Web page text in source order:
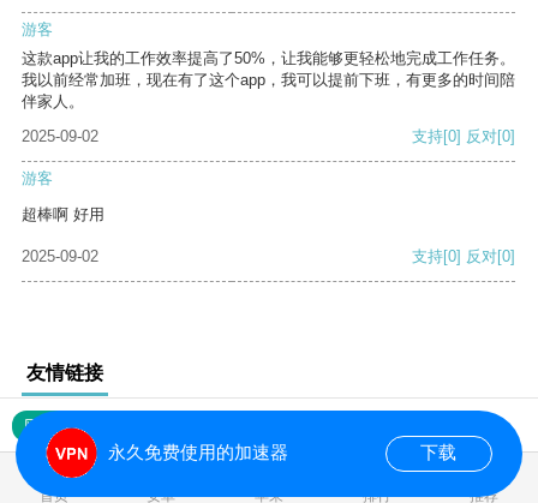
游客
这款app让我的工作效率提高了50%，让我能够更轻松地完成工作任务。
我以前经常加班，现在有了这个app，我可以提前下班，有更多的时间陪
伴家人。
2025-09-02
支持[0] 反对[0]
游客
超棒啊 好用
2025-09-02 支持[0] 反对[0]
友情链接
网站地图
首页 安卓 苹果 排行 推荐
永久免费使用的加速器 下载
0.016656s